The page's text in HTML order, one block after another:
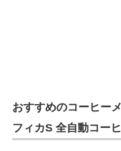
おすすめのコーヒー
フィカS 全自動コー